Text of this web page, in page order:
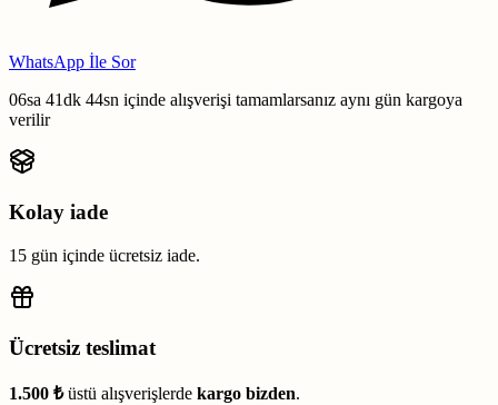
WhatsApp İle Sor
06sa 41dk 43sn içinde alışverişi tamamlarsanız aynı gün kargoya
verilir
Kolay iade
15 gün içinde ücretsiz iade.
Ücretsiz teslimat
1.500 ₺üstü alışverişlerde kargo bizden.